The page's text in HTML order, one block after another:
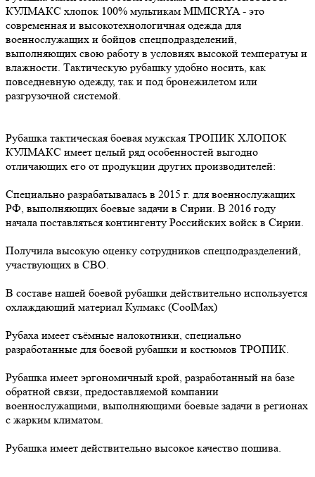
КУЛМАКС хлопок 100% мультикам MIMICRYA - это
современная и высокотехнологичная одежда для
военнослужащих и бойцов спецподразделений,
выполняющих свою работу в условиях высокой температуы и
влажности. Тактическую рубашку удобно носить, как
повседневную одежду, так и под бронежилетом или
разгрузочной системой.
Рубашка тактическая боевая мужская ТРОПИК ХЛОПОК
КУЛМАКС имеет целый ряд особенностей выгодно
отличающих его от продукции других производителей:
Специально разрабатывалась в 2015 г. для военнослужащих
РФ, выполняющих боевые задачи в Сирии. В 2016 году
начала поставляться контингенту Российских войск в Сирии.
Получила высокую оценку сотрудников спецподразделений,
участвующих в СВО.
В составе нашей боевой рубашки действительно используется
охлаждающий материал Кулмакс (CoolMax)
Рубаха имеет съёмные налокотники, специально
разработанные для боевой рубашки и костюмов ТРОПИК.
Рубашка имеет эргономичный крой, разработанный на базе
обратной связи, предоставляемой компании
военнослужащими, выполняющими боевые задачи в регионах
с жарким климатом.
Рубашка имеет действительно высокое качество пошива.